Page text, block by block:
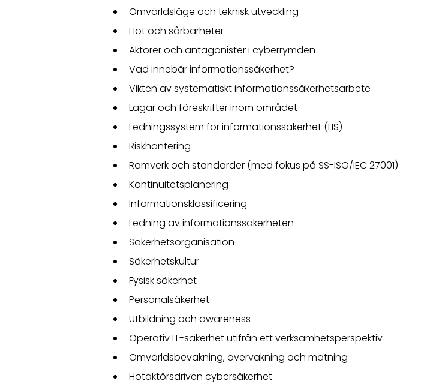
Omvärldsläge och teknisk utveckling
Hot och sårbarheter
Aktörer och antagonister i cyberrymden
Vad innebär informationssäkerhet?
Vikten av systematiskt informationssäkerhetsarbete
Lagar och föreskrifter inom området
Ledningssystem för informationssäkerhet (LIS)
Riskhantering
Ramverk och standarder (med fokus på SS-ISO/IEC 27001)
Kontinuitetsplanering
Informationsklassificering
Ledning av informationssäkerheten
Säkerhetsorganisation
Säkerhetskultur
Fysisk säkerhet
Personalsäkerhet
Utbildning och awareness
Operativ IT-säkerhet utifrån ett verksamhetsperspektiv
Omvärldsbevakning, övervakning och mätning
Hotaktörsdriven cybersäkerhet